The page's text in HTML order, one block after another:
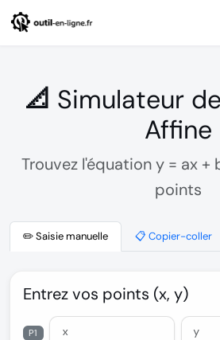
📐 Simulateur
Affine
Trouvez l'équation y = ax
points
✏️ Saisie manuelle 📋 Copier-coller
Entrez vos points (x, y)
P1